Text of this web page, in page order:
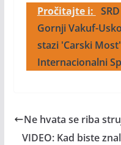
Pročitajte i:
Gornji Vakuf-
stazi 'Carski
Internacionalni
Ne hvata se riba
VIDEO: Kad biste